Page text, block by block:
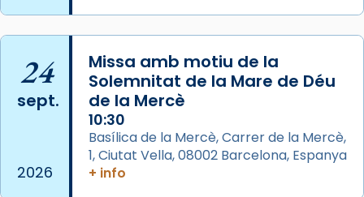
Arquebisbat de Barcelona
Memòria de les santes Juliana i
Semproniana, verges i màrtirs.
Acompanyant la història de sant Cugat, a
partir de l’Edat Mitjana sorgeix la tradició
que les santes Juliana (“relatiu a Júlia”) i
24
sept.
2026
Missa amb motiu de la
Solemnitat de la Mare de Déu
de la Mercè
10:30
Basílica de la Mercè, Carrer de la Mercè,
1, Ciutat Vella, 08002 Barcelona, Espanya
+ info